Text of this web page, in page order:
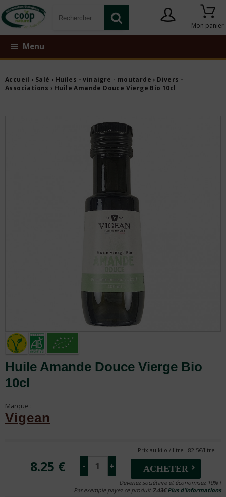
Mon panier
Menu
Accueil › Salé › Huiles - vinaigre - moutarde › Divers -
Associations › Huile Amande Douce Vierge Bio 10cl
Huile Amande Douce Vierge Bio
10cl
Marque :
Vigean
Prix au kilo / litre : 82.5€/litre
8.25 € - + ACHETER
Devenez sociétaire et économisez 10% !
Par exemple payez ce produit 7.43€Plus d'informations